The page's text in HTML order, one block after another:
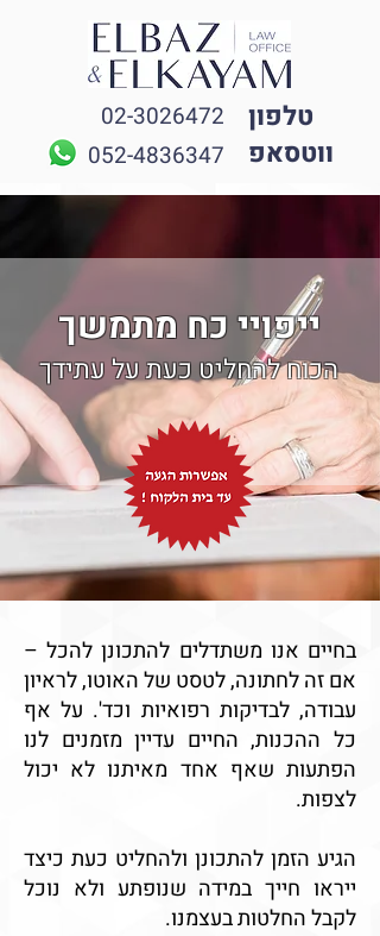
02-3026472
052-4836347
טלפון
ווטסאפ
ייפויי כח מתמשך
הכוח להחליט כעת על עתידך
בחיים אנו משתדלים להתכונן להכל –
אם זה לחתונה, לטסט של האוטו, לראיון
עבודה, לבדיקות רפואיות וכד'. על אף
כל ההכנות, החיים עדיין מזמנים לנו
הפתעות שאף אחד מאיתנו לא יכול
לצפות.
הגיע הזמן להתכונן ולהחליט כעת כיצד
ייראו חייך במידה שנופתע ולא נוכל
לקבל החלטות בעצמנו.